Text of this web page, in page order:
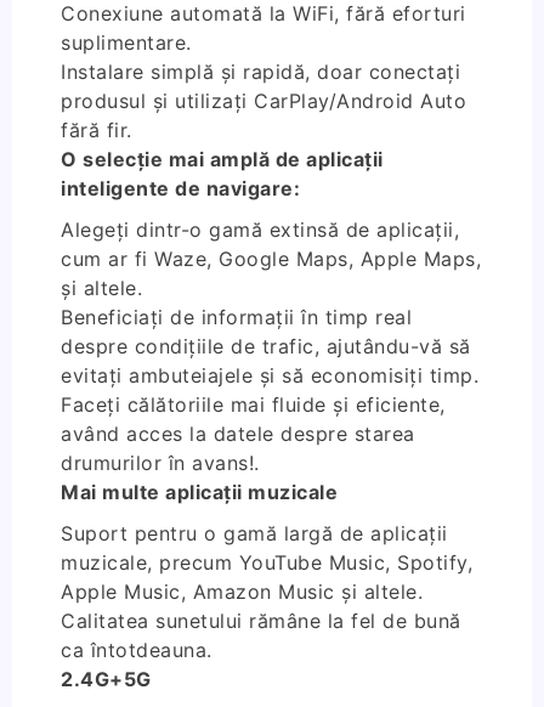
Conexiune automată la WiFi, fără eforturi
suplimentare.
Instalare simplă și rapidă, doar conectați
produsul și utilizați CarPlay/Android Auto
fără fir.
O selecție mai amplă de aplicații
inteligente de navigare:
Alegeți dintr-o gamă extinsă de aplicații,
cum ar fi Waze, Google Maps, Apple Maps,
și altele.
Beneficiați de informații în timp real
despre condițiile de trafic, ajutându-vă să
evitați ambuteiajele și să economisiți timp.
Faceți călătoriile mai fluide și eficiente,
având acces la datele despre starea
drumurilor în avans!.
Mai multe aplicații muzicale
Suport pentru o gamă largă de aplicații
muzicale, precum YouTube Music, Spotify,
Apple Music, Amazon Music și altele.
Calitatea sunetului rămâne la fel de bună
ca întotdeauna.
2.4G+5G